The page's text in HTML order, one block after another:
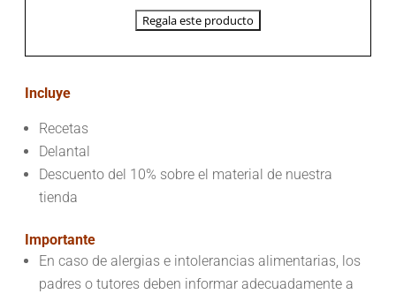
Regala este producto
Incluye
Recetas
Delantal
Descuento del 10% sobre el material de nuestra
tienda
Importante
En caso de alergias e intolerancias alimentarias, los
padres o tutores deben informar adecuadamente a